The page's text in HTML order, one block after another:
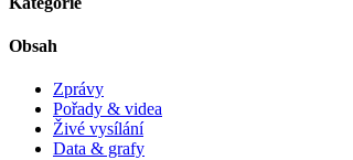
Obsah
Zprávy
Pořady & videa
Živé vysílání
Data & grafy